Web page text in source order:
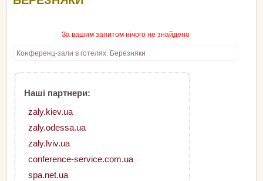
За вашим запитом нічого не знайдено
Конференц-зали в готелях. Березняки
Наші партнери:
zaly.kiev.ua
zaly.odessa.ua
zaly.lviv.ua
conference-service.com.ua
spa.net.ua